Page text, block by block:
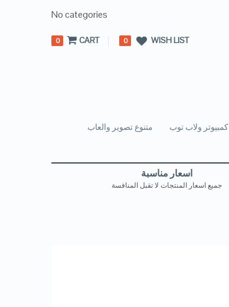
No categories
WISH LIST
0
CART
0
كمبيوتر ولاب توب متنوع تصوير والعاب
اسعار مناسبة
جميع اسعار المنتجات لا تقبل المنافسة